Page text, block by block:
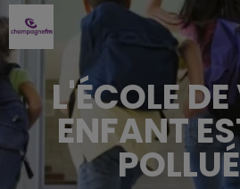
L'ÉCOLE
ENFANT